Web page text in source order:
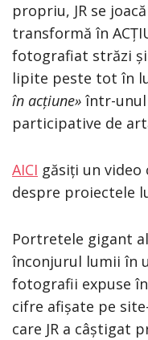
propriu, JR se
transformă în
fotografiat străzi și
lipite peste tot în
în acțiune» într-unul
participative de
AICI găsiți un video
despre proiectele
Portretele gigant
înconjurul lumii în
fotografii expuse
cifre afișate pe
care JR a câștigat